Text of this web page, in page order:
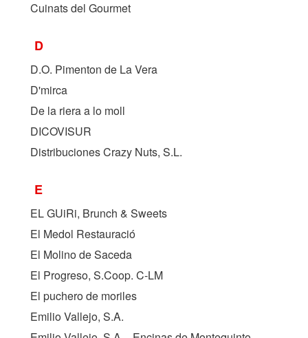
Cuinats del Gourmet
D
D.O. Pimenton de La Vera
D'mirca
De la riera a lo moll
DICOVISUR
Distribuciones Crazy Nuts, S.L.
E
EL GUiRi, Brunch & Sweets
El Medol Restauració
El Molino de Saceda
El Progreso, S.Coop. C-LM
El puchero de moriles
Emilio Vallejo, S.A.